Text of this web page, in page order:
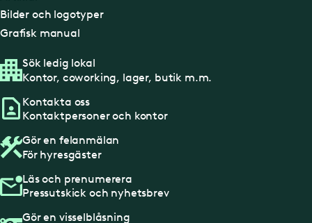
Bilder och logotyper
Grafisk manual
Sök ledig lokal
Kontor, coworking, lager, butik m.m.
Kontakta oss
Kontaktpersoner och kontor
Gör en felanmälan
För hyresgäster
Läs och prenumerera
Pressutskick och nyhetsbrev
Gör en visselblåsning